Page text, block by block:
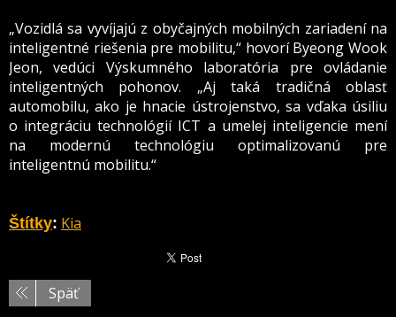
„Vozidlá sa vyvíjajú z obyčajných mobilných zariadení na
inteligentné riešenia pre mobilitu,“ hovorí Byeong Wook
Jeon, vedúci Výskumného laboratória pre ovládanie
inteligentných pohonov. „Aj taká tradičná oblasť
automobilu, ako je hnacie ústrojenstvo, sa vďaka úsiliu
o integráciu technológií ICT a umelej inteligencie mení
na modernú technológiu optimalizovanú pre
inteligentnú mobilitu.“
Štítky: Kia
Späť